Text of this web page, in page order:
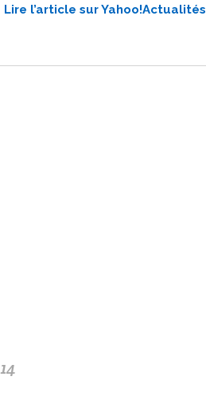
Lire l’article sur Yahoo!Actualités
14